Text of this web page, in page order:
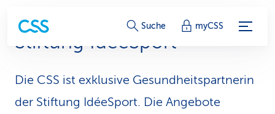
S
e
r
v
Suche myCSS
Stiftung IdéeSport
Die CSS ist exklusive Gesundheitspartnerin
der Stiftung IdéeSport. Die Angebote